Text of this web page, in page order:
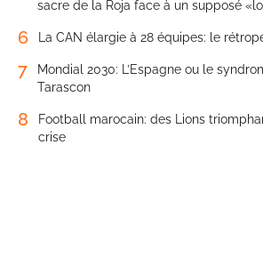
sacre de la Roja face à un supposé
6 La CAN élargie à 28 équipes: le
7
Mondial 2030: L’Espagne ou le
Tarascon
8
Football marocain: des Lions
crise